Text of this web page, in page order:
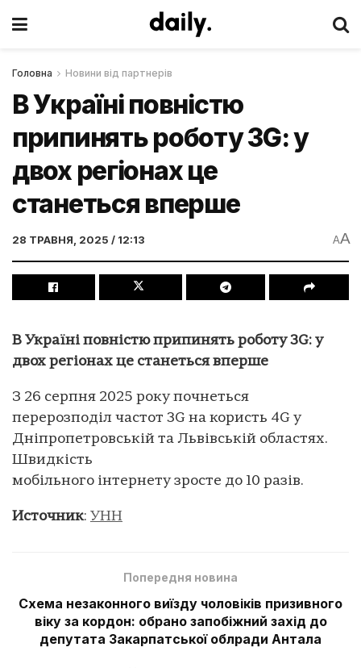
Головна Новини від партнерів
В Україні повністю
припинять роботу 3G: у
двох регіонах це
станеться вперше
28 ТРАВНЯ, 2025 / 12:13 AA
В Україні повністю припинять роботу 3G: у
двох регіонах це станеться вперше
З 26 серпня 2025 року почнеться
перерозподіл частот 3G на користь 4G у
Дніпропетровській та Львівській областях.
Швидкість
мобільного інтернету зросте до 10 разів.
Источник: УНН
Попередня новина
Схема незаконного виїзду чоловіків призивного
віку за кордон: обрано запобіжний захід до
депутата Закарпатської облради Антала